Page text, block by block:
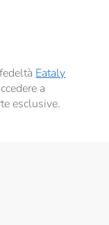
consenso prestato ai
Eataly
a
esclusive.